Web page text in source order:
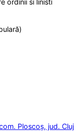
Ploscoș, jud. Cluj